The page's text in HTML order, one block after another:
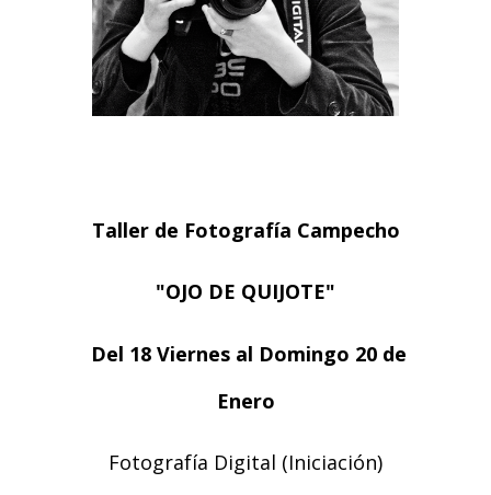
Taller de Fotografía Campecho
"OJO DE QUIJOTE"
Del 18 Viernes al Domingo 20 de
Enero
Fotografía Digital (Iniciación)